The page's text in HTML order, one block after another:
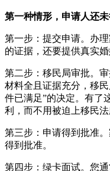
第一种情形，申请人还
第一步：提交申请。办
的证据，还要提供真实婚
第二步：移民局审批。
材料全且证据充分，移
件已满足”的决定。有了
利，而不用被迫上移民法
第三步：申请得到批准
得到批准。
第四步：绿卡面试。您